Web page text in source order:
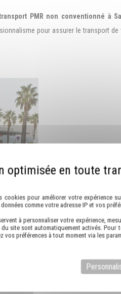
PMR non conventionné à
pour assurer le transport
:
cookies pour améliorer votre expérience
comme votre adresse IP et vos
à personnaliser votre expérience,
site sont automatiquement activés.
vos préférences à tout moment via les